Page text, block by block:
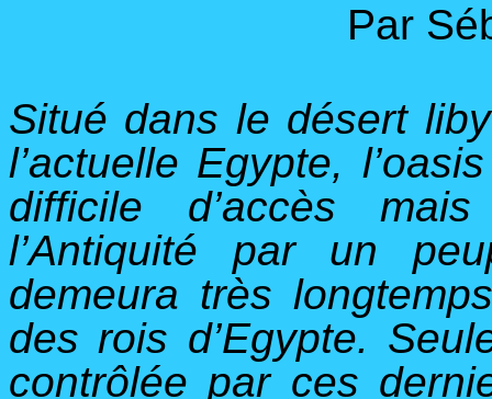
Par
Situé dans le désert
l’actuelle Egypte,
difficile d’accès
l’Antiquité par un
demeura très
des rois d’Egypte.
contrôlée par ces